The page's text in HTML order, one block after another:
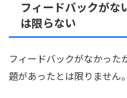
フィードバックがな
は限らない
フィードバックがなかった
題があったとは限りません。